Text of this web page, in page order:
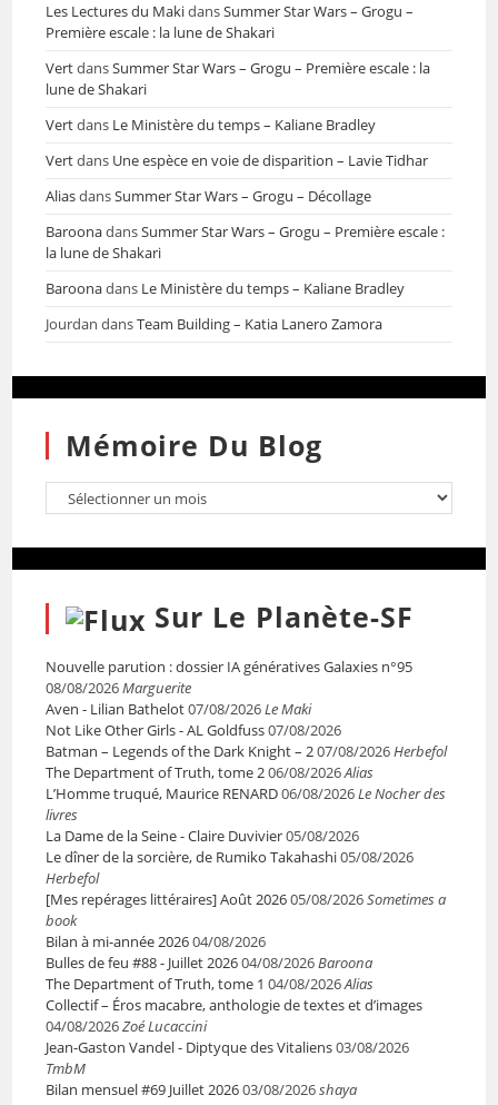
Les Lectures du MakidansSummer Star Wars – Grogu –
Première escale : la lune de Shakari
VertdansSummer Star Wars – Grogu – Première escale : la
lune de Shakari
Vertdans Le Ministère du temps – Kaliane Bradley
Vertdans Une espèce en voie de disparition – Lavie Tidhar
AliasdansSummer Star Wars – Grogu – Décollage
BaroonadansSummer Star Wars – Grogu – Première escale :
la lune de Shakari
Baroonadans Le Ministère du temps – Kaliane Bradley
Jourdan dansTeam Building – Katia Lanero Zamora
Mémoire Du Blog
Sur Le Planète-SF
Nouvelle parution : dossier IA génératives Galaxies n°95
08/08/2026Marguerite
Aven - Lilian Bathelot07/08/2026Le Maki
Not Like Other Girls - AL Goldfuss07/08/2026
Batman – Legends of the Dark Knight – 207/08/2026Herbefol
The Department of Truth, tome 206/08/2026Alias
L’Homme truqué, Maurice RENARD06/08/2026Le Nocher des
livres
La Dame de la Seine - Claire Duvivier05/08/2026
Le dîner de la sorcière, de Rumiko Takahashi05/08/2026
Herbefol
[Mes repérages littéraires] Août 202605/08/2026Sometimes a
book
Bilan à mi-année 202604/08/2026
Bulles de feu #88 - Juillet 202604/08/2026Baroona
The Department of Truth, tome 1 04/08/2026Alias
Collectif – Éros macabre, anthologie de textes et d’images
04/08/2026Zoé Lucaccini
Jean-Gaston Vandel - Diptyque des Vitaliens03/08/2026
TmbM
Bilan mensuel #69 Juillet 202603/08/2026shaya